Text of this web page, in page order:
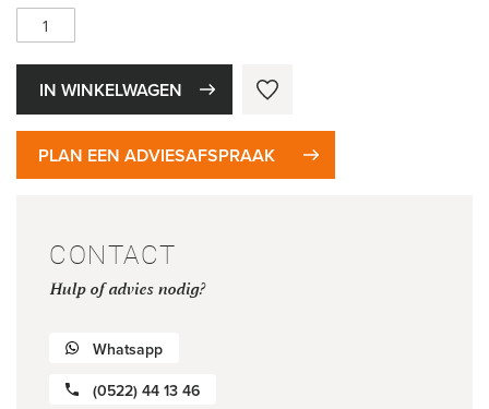
IN WINKELWAGEN
PLAN EEN ADVIESAFSPRAAK
CONTACT
Hulp of advies nodig?
Whatsapp
(0522) 44 13 46